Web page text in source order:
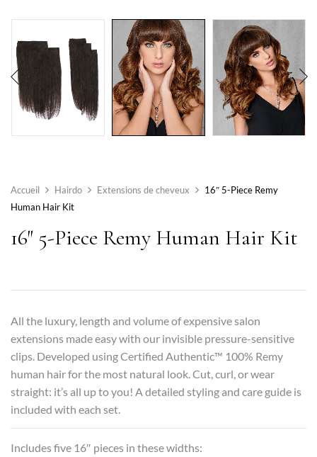
Accueil Hairdo Extensions de cheveux
16″ 5-Piece Remy
Human Hair Kit
16″ 5-Piece Remy Human Hair Kit
All the luxury, length and volume of expensive salon
extensions made easy with our invisible pressure-sensitive
clips. Developed using Certified Authentic™ 100% Remy
human hair for the most natural look. Cut, curl, or wear
straight: it’s all up to you! A detailed styling and care guide is
included with each set.
Includes five 16″ pieces in these widths: